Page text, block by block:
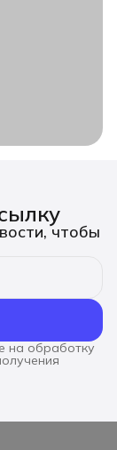
чтобы
на обработку